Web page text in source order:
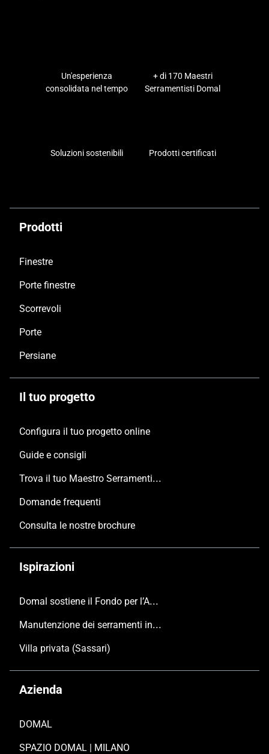
Un'esperienza
consolidata nel tempo
+ di 170 Maestri
Serramentisti Domal
Soluzioni sostenibili Prodotti certificati
Prodotti
Finestre
Porte finestre
Scorrevoli
Porte
Persiane
Il tuo progetto
Configura il tuo progetto online
Guide e consigli
Trova il tuo Maestro Serramentista Domal
Domande frequenti
Consulta le nostre brochure
Ispirazioni
Domal sostiene il Fondo per l’Ambiente Italiano anche per le Giornate FAI di Primavera 2024
Manutenzione dei serramenti in alluminio
Villa privata (Sassari)
Azienda
DOMAL
SPAZIO DOMAL | MILANO